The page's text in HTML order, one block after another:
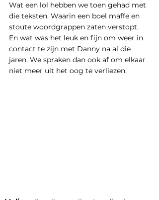
Wat een lol hebben we toen gehad met
die teksten. Waarin een boel maffe en
stoute woordgrappen zaten verstopt.
En wat was het leuk en fijn om weer in
contact te zijn met Danny na al die
jaren. We spraken dan ook af om elkaar
niet meer uit het oog te verliezen.